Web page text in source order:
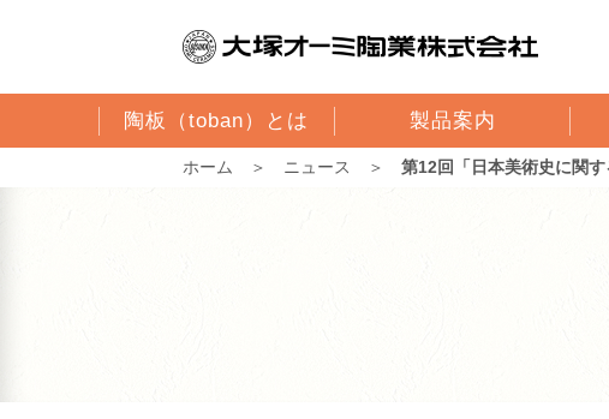
陶板（toban）とは 製品案内
ホーム ＞ ニュース ＞ 第12回「日本美術史に関